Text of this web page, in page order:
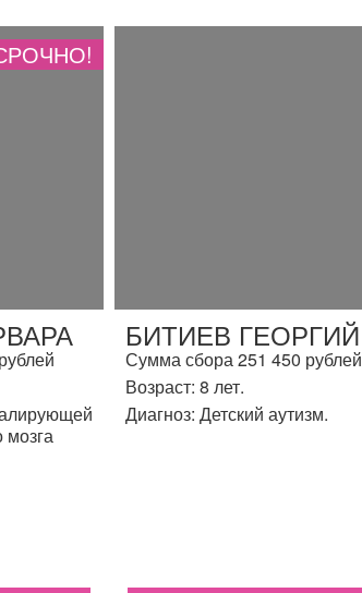
БИТИЕВ ГЕОРГИЙ
Сумма сбора 251 450 рублей
Возраст: 8 лет.
Диагноз: Детский аутизм.